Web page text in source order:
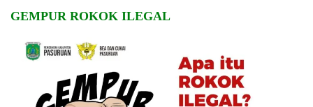
GEMPUR ROKOK ILEGAL